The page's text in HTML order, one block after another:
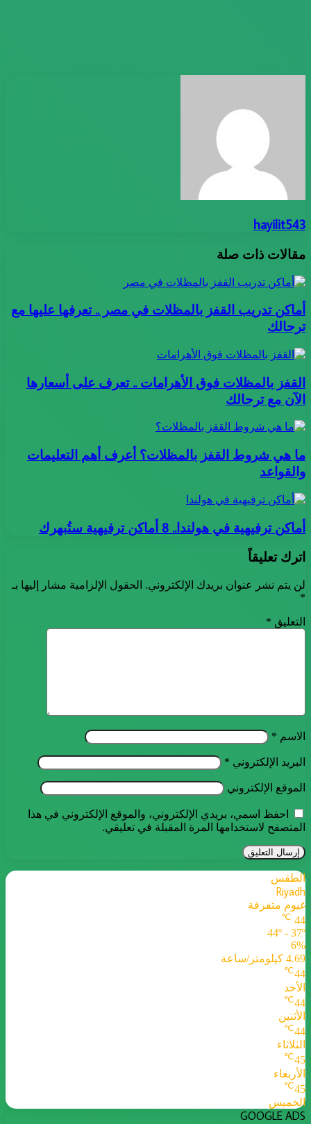
hayilit543
مقالات ذات صلة
أماكن تدريب القفز بالمظلات في مصر .. تعرفها عليها مع
ترحالك
القفز بالمظلات فوق الأهرامات .. تعرف على أسعارها
الآن مع ترحالك
ما هي شروط القفز بالمظلات؟ أعرف أهم التعليمات
والقواعد
أماكن ترفيهية في هولندا.. 8 أماكن ترفيهية ستُبهرك
اترك تعليقاً
لن يتم نشر عنوان بريدك الإلكتروني. الحقول الإلزامية مشار إليها بـ
*
التعليق *
الاسم *
البريد الإلكتروني *
الموقع الإلكتروني
احفظ اسمي، بريدي الإلكتروني، والموقع الإلكتروني في هذا
المتصفح لاستخدامها المرة المقبلة في تعليقي.
الطقس
Riyadh
غيوم متفرقة
44
℃
44º - 37º
6%
4.69 كيلومتر/ساعة
44
℃
الأحد
44
℃
الأثنين
44
℃
الثلاثاء
45
℃
الأربعاء
45
℃
الخميس
GOOGLE ADS